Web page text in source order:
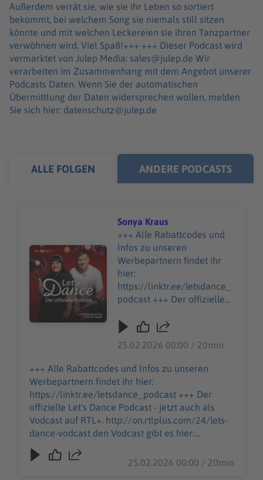
Außerdem verrät sie, wie sie ihr Leben so sortiert
bekommt, bei welchem Song sie niemals still sitzen
könnte und mit welchen Leckereien sie ihren Tanzpartner
verwöhnen wird. Viel Spaß!+++ +++ Dieser Podcast wird
vermarktet von Julep Media: sales@julep.de Wir
verarbeiten im Zusammenhang mit dem Angebot unserer
Podcasts Daten. Wenn Sie der automatischen
Übermittlung der Daten widersprechen wollen, melden
Sie sich hier: datenschutz@julep.de
ALLE FOLGEN ANDERE PODCASTS
Audiotitel - Sonya Kraus
Sonya Kraus
+++ Alle Rabattcodes und
Infos zu unseren
Werbepartnern findet ihr
hier:
https://linktr.ee/letsdance_
podcast +++ Der offizielle
auch als Vodcast auf RTL+.
s-dance-vodcast den
Vodcast gibt es hier:
https://plus.rtl.de/video-
tv/shows/lets-dance-der-
offizielle-video-podcast-
1063343 Moderations-
Ikone Sonya Kraus erzählt
Martin von ihrem langen,
Weg zu Let’s Dance. Dabei
25.02.2026 00:00 / 20min
+++ Alle Rabattcodes und Infos zu unseren
Werbepartnern findet ihr hier:
https://linktr.ee/letsdance_podcast +++ Der
offizielle Let's Dance Podcast - jetzt auch als
Vodcast auf RTL+. http://on.rtlplus.com/24/lets-
dance-vodcast den Vodcast gibt es hier:
https://plus.rtl.de/video-tv/shows/lets-dance-
der-offizielle-video-podcast-1063343
25.02.2026 00:00 / 20min